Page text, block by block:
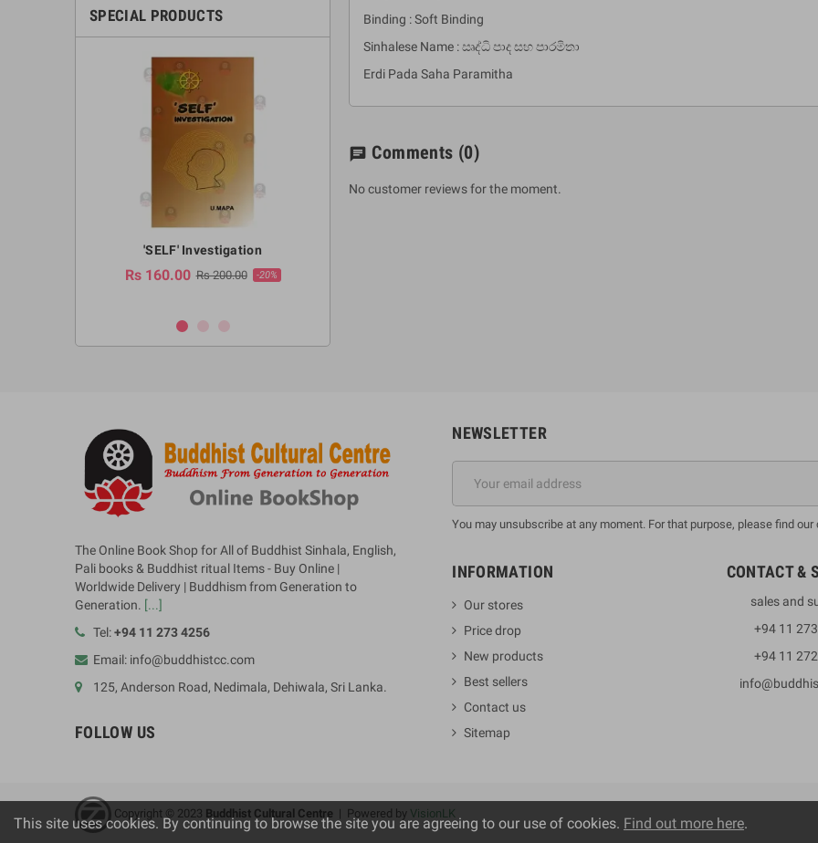
SPECIAL PRODUCTS
'SELF' Investigation
Rs 160.00 Rs 200.00 -20%
Binding : Soft Binding
Sinhalese Name : ඍද්ධි පාද සහ පාරමිතා
Erdi Pada Saha Paramitha
chat Comments (0)
No customer reviews for the moment.
The Online Book Shop for All of Buddhist Sinhala, English,
Pali books & Buddhist ritual Items - Buy Online |
Worldwide Delivery | Buddhism from Generation to
Generation. [...]
Tel:+94 11 273 4256
Email: info@buddhistcc.com
125, Anderson Road, Nedimala, Dehiwala, Sri Lanka.
FOLLOW US
NEWSLETTER
You may unsubscribe at any moment. For that purpose, please find
INFORMATION
Our stores
Price drop
New products
Best sellers
Contact us
Sitemap
CONTACT &
sales and
+94 11
+94 11
Copyright © 2023 Buddhist Cultural Centre | Powered by VisionLK
This site uses cookies. By continuing to browse the site you are agreeing to our use of cookies. Find out more here.